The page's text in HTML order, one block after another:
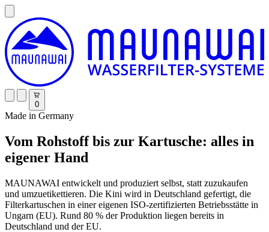
0
Made in Germany
Vom Rohstoff bis zur Kartusche: alles in
eigener Hand
MAUNAWAI entwickelt und produziert selbst, statt zuzukaufen
und umzuetikettieren. Die Kini wird in Deutschland gefertigt, die
Filterkartuschen in einer eigenen ISO-zertifizierten Betriebsstätte in
Ungarn (EU). Rund 80 % der Produktion liegen bereits in
Deutschland und der EU.